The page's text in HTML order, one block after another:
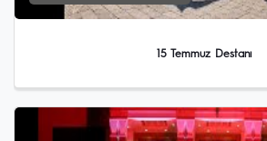
15 Temmuz Destanı